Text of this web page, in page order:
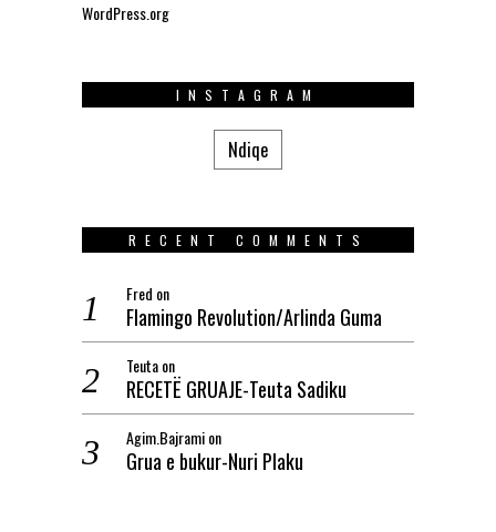
WordPress.org
INSTAGRAM
Ndiqe
RECENT COMMENTS
Fred on
Flamingo Revolution/Arlinda Guma
Teutaon
RECETË GRUAJE-Teuta Sadiku
Agim.Bajramion
Grua e bukur-Nuri Plaku